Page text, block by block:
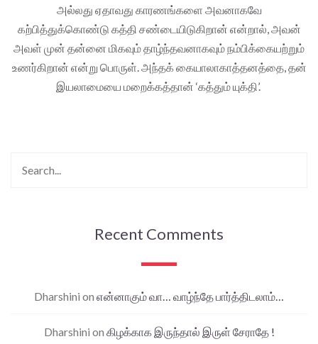
அல்லது ஏதாவது காரணங்களை அவனாகவே
கற்பித்துக்கொண்டு கத்தி சண்டையிடுகிறான் என்றால், அவன்
அவள் முன் தன்னை மிகவும் தாழ்ந்தவனாகவும் நம்பிக்கையற்றும்
உணர்கிறான் என்று பொருள். அந்தக் கையாலாகாத்தனத்தை, தன்
இயலாமையை மறைக்கத்தான் ‘கத்தும் யுக்தி’.
Recent Comments
Dharshini on என்னாகும் வா… வாழ்ந்தே பார்த்திடலாம்…
Dharshini on கிழக்காக இருந்தால் இருள் சேராதே !